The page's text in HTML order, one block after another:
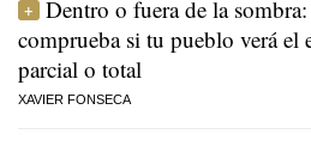
Dentro o fuera de la sombra:
comprueba si tu pueblo verá el
parcial o total
XAVIER FONSECA